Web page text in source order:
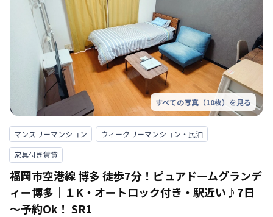
すべての写真（10枚）を見る
マンスリーマンション
ウィークリーマンション・民泊
家具付き賃貸
福岡市空港線 博多 徒歩7分！ピュアドームグランデ
ィー博多｜１K・オートロック付き・駅近い♪7日
～予約Ok！ SR1